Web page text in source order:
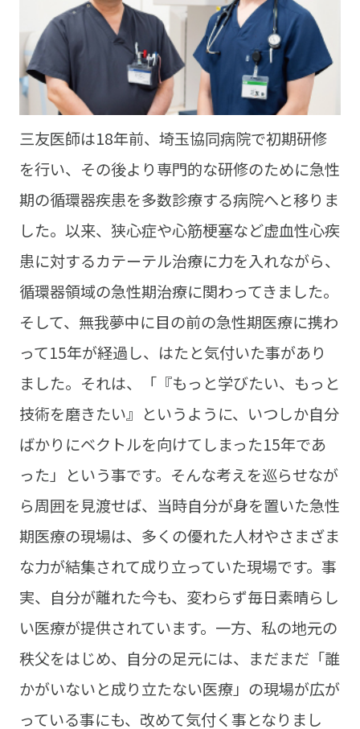
三友医師は18年前、埼玉協同病院で初期研修
を行い、その後より専門的な研修のために急性
期の循環器疾患を多数診療する病院へと移りま
した。以来、狭心症や心筋梗塞など虚血性心疾
患に対するカテーテル治療に力を入れながら、
循環器領域の急性期治療に関わってきました。
そして、無我夢中に目の前の急性期医療に携わ
って15年が経過し、はたと気付いた事があり
ました。それは、「『もっと学びたい、もっと
技術を磨きたい』というように、いつしか自分
ばかりにベクトルを向けてしまった15年であ
った」という事です。そんな考えを巡らせなが
ら周囲を見渡せば、当時自分が身を置いた急性
期医療の現場は、多くの優れた人材やさまざま
な力が結集されて成り立っていた現場です。事
実、自分が離れた今も、変わらず毎日素晴らし
い医療が提供されています。一方、私の地元の
秩父をはじめ、自分の足元には、まだまだ「誰
かがいないと成り立たない医療」の現場が広が
っている事にも、改めて気付く事となりまし